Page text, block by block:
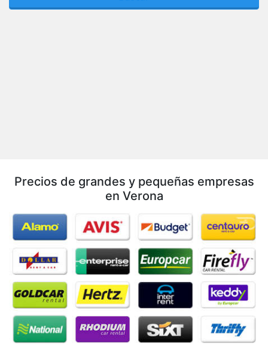
Precios de grandes y pequeñas empresas
en Verona